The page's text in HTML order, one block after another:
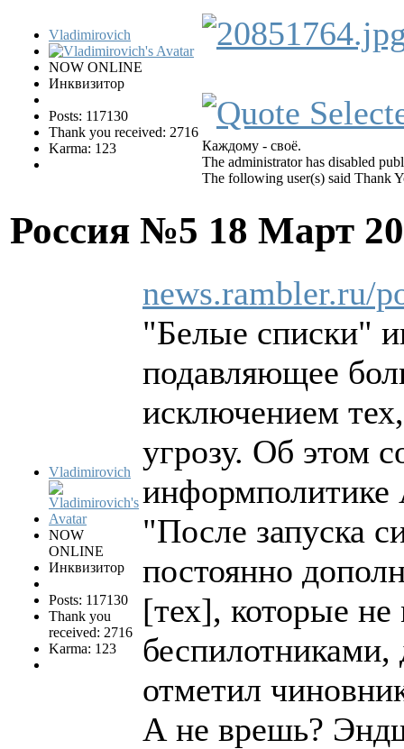
Vladimirovich
NOW ONLINE
Инквизитор
Posts: 117130
Thank you received: 2716
Karma: 123
Каждому - своё.
The administrator has disabled
The following user(s) said Thank
Россия №5 18 Март
Vladimirovich
NOW
ONLINE
Инквизитор
Posts: 117130
Thank you
received: 2716
Karma: 123
news.rambler.ru/
"Белые списки"
подавляющее
исключением
угрозу. Об этом
"После запуска
постоянно
[тех], которые
беспилотниками,
отметил
А не врешь?